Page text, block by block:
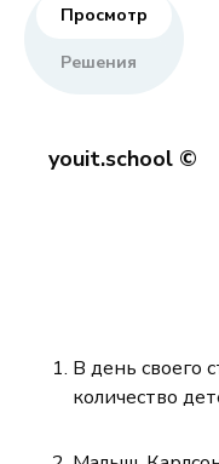
Просмотр
Решения
youit.school ©
В день своего
количество